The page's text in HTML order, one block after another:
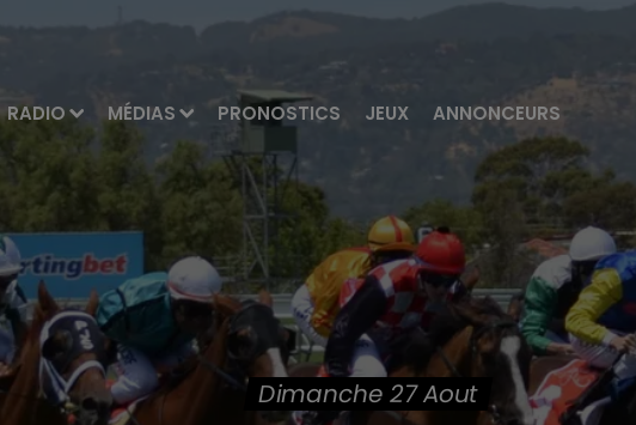
RADIO MÉDIAS PRONOSTICS JEUX ANNONCEURS
Dimanche 27 Aout